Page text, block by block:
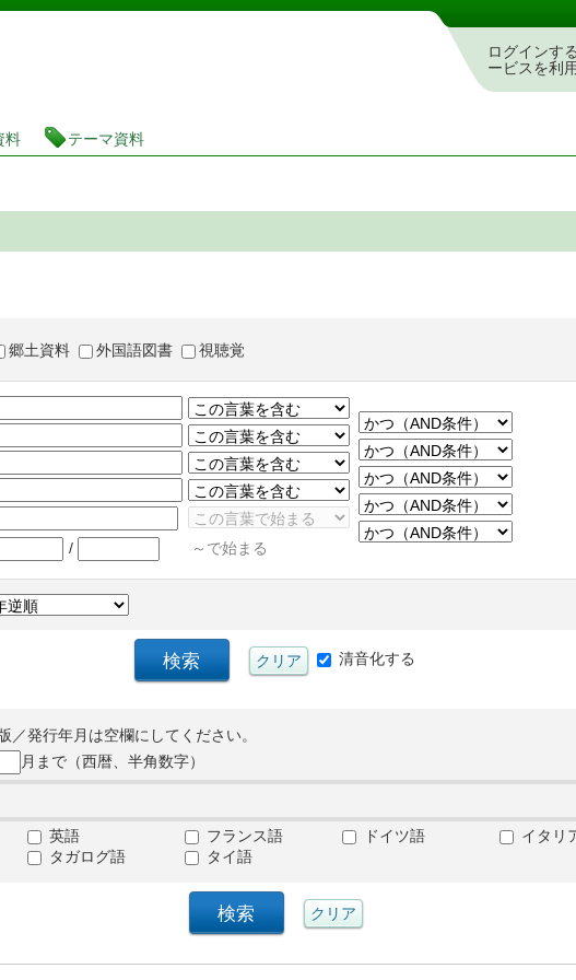
茨城県立図書館 蔵書検索・予約システム
ログインす
ービスを利
料 テーマ資料
郷土資料 外国語図書 視聴覚
/ ～で始まる
清音化する
発行年月は空欄にしてください。
月まで（西暦、半角数字）
英語 フランス語 ドイツ語 イタリ
タガログ語 タイ語